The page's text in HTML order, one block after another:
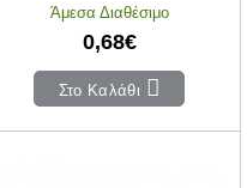
Άμεσα Διαθέσιμο
0,68€
Στο Καλάθι